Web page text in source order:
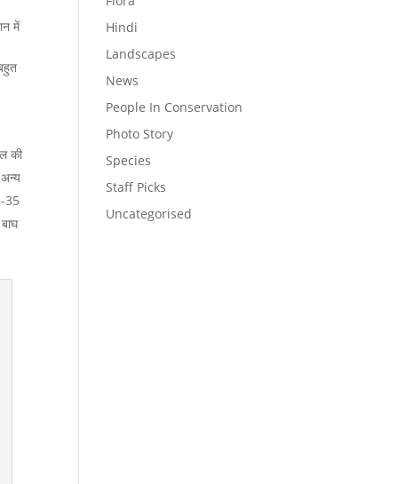
में
की
35
Hindi
Landscapes
News
People In Conservation
Photo Story
Species
Staff Picks
Uncategorised